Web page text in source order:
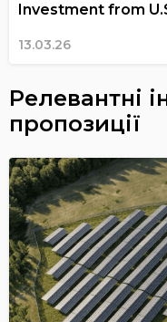
Investment from
13.03.26
Релевантні
пропозиції